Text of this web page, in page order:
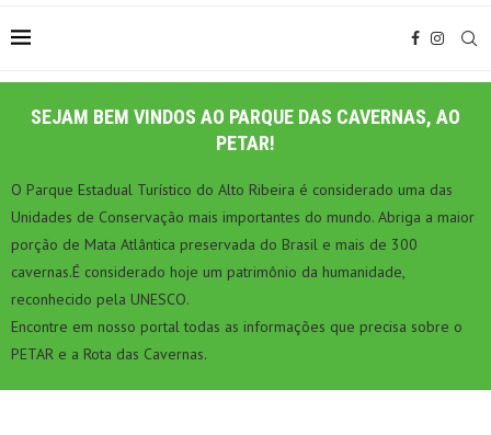
SEJAM BEM VINDOS AO PARQUE DAS CAVERNAS, AO
PETAR!
O Parque Estadual Turístico do Alto Ribeira é considerado uma das
Unidades de Conservação mais importantes do mundo. Abriga a maior
porção de Mata Atlântica preservada do Brasil e mais de 300
cavernas.É considerado hoje um patrimônio da humanidade,
reconhecido pela UNESCO.
Encontre em nosso portal todas as informações que precisa sobre o
PETAR e a Rota das Cavernas.